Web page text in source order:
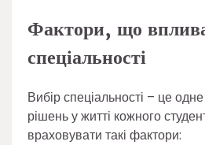
Фактори, що
спеціальності
Вибір спеціальності – це
рішень у житті кожного
враховувати такі фактори: